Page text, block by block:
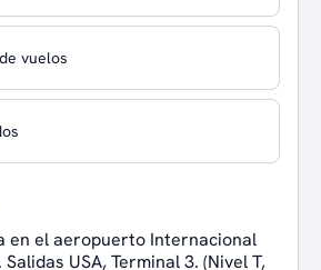
vuelos
en el aeropuerto Internacional
USA, Terminal 3. (Nivel T,